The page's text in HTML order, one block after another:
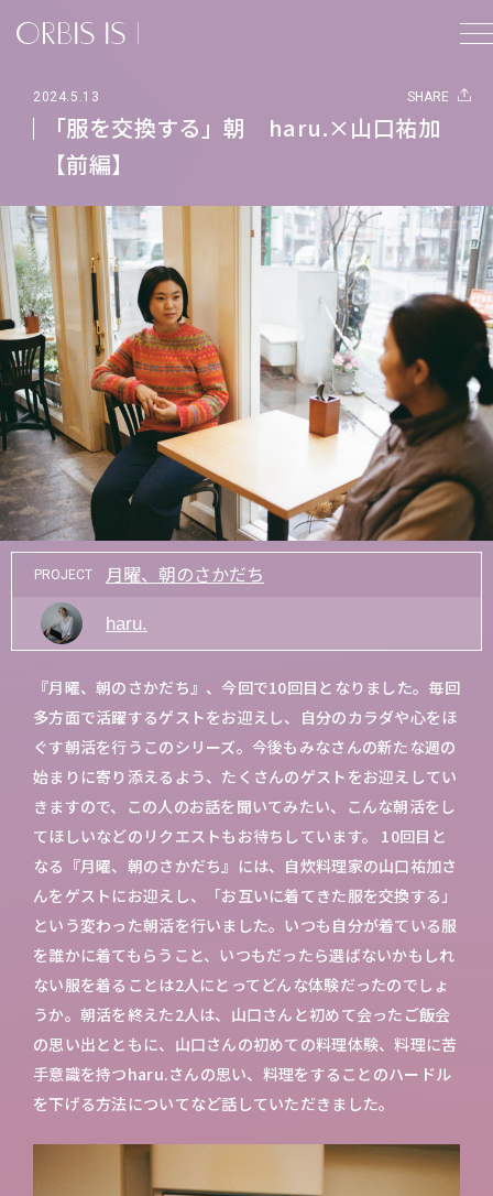
2024.5.13 SHARE
「服を交換する」朝 haru.×山口祐加
【前編】
PROJECT 月曜、朝のさかだち
haru.
『月曜、朝のさかだち』、今回で10回目となりました。毎回
多方面で活躍するゲストをお迎えし、自分のカラダや心をほ
ぐす朝活を行うこのシリーズ。今後もみなさんの新たな週の
始まりに寄り添えるよう、たくさんのゲストをお迎えしてい
きますので、この人のお話を聞いてみたい、こんな朝活をし
てほしいなどのリクエストもお待ちしています。 10回目と
なる『月曜、朝のさかだち』には、自炊料理家の山口祐加さ
んをゲストにお迎えし、「お互いに着てきた服を交換する」
という変わった朝活を行いました。いつも自分が着ている服
を誰かに着てもらうこと、いつもだったら選ばないかもしれ
ない服を着ることは2人にとってどんな体験だったのでしょ
うか。朝活を終えた2人は、山口さんと初めて会ったご飯会
の思い出とともに、山口さんの初めての料理体験、料理に苦
手意識を持つharu.さんの思い、料理をすることのハードル
を下げる方法についてなど話していただきました。